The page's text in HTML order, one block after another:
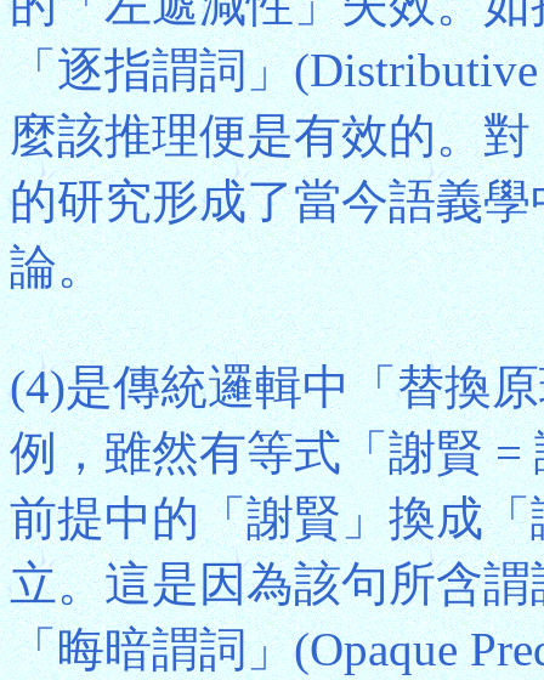
「逐指謂詞」
麼該推理便是有效的。
的研究形成了當今語義
論。
(4)是傳統邏輯中「替換
例，雖然有等式「謝賢
前提中的「謝賢」換成
立。這是因為該句所含
「晦暗謂詞」(Opaque